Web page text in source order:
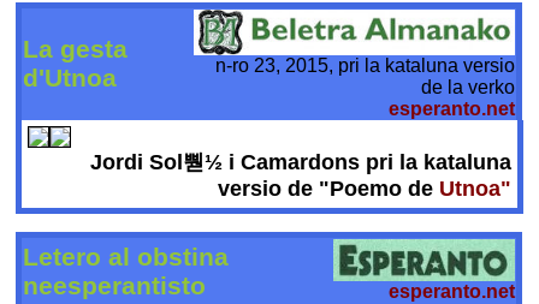
La gesta
d'Utnoa
n-ro 23, 2015, pri la kataluna versio
de la verko
esperanto.net
Jordi Sol뿯½ i Camardons pri la kataluna
versio de "Poemo de Utnoa"
Letero al obstina
neesperantisto
esperanto.net